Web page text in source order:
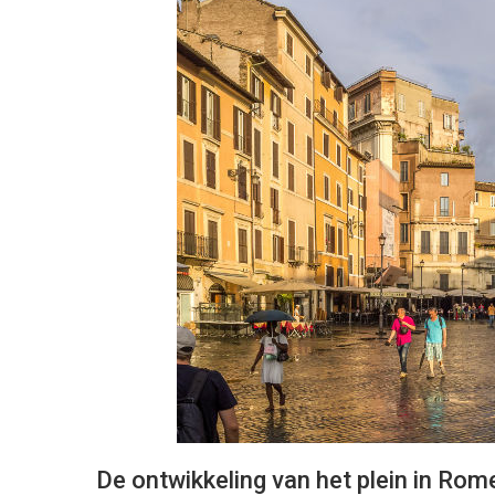
De ontwikkeling van het plein in